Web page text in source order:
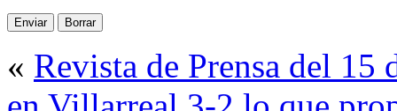
« Revista de Prensa del 15